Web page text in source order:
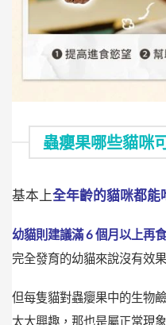
蟲癭果哪些貓咪
基本上全年齡的貓咪都能
幼貓則建議滿 6 個月以上再
完全發育的幼貓來說沒有效果
但每隻貓對蟲癭果中的生物
太大興趣，那也是屬正常現